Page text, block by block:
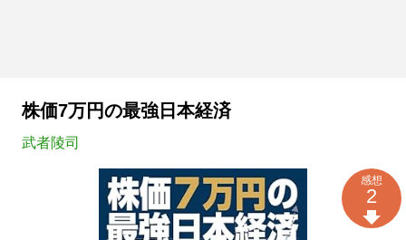
株価7万円の最強日本経済
武者陵司
感想
2